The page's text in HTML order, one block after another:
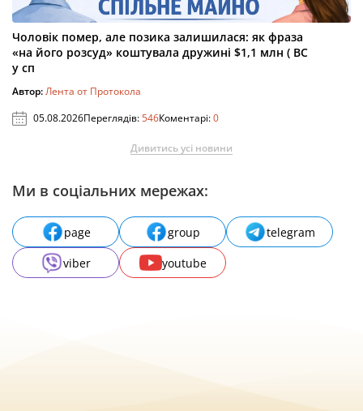
Чоловік помер, але позика залишилася: як фраза
«на його розсуд» коштувала дружині $1,1 млн ( ВС
у сп
Автор:Лента от Протокола
05.08.2026Переглядів:546Коментарі:0
Дивитись усі новини
Ми в соціальних мережах:
page group
telegram
viber
youtube